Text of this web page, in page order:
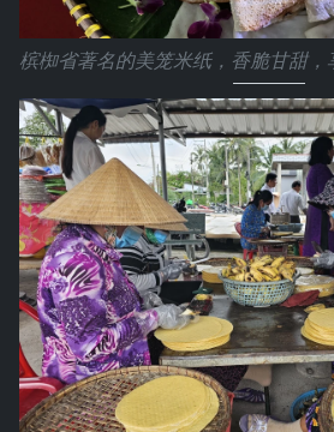
槟椥省著名的美笼米纸，香脆甘甜